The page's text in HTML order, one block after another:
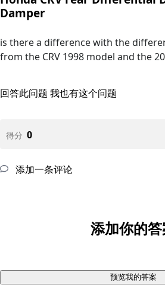
Damper
is there a difference with the
from the CRV 1998 model and the
回答此问题 我也有这个问题
得分 0
添加一条评论
添加你的
预览我的答案